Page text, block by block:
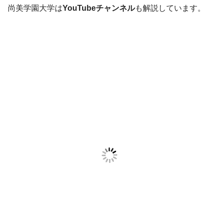
尚美学園大学はYouTubeチャンネルも解説しています。